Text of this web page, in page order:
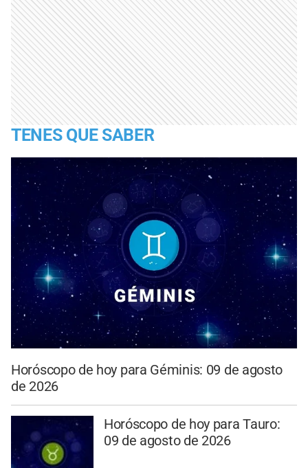
TENES QUE SABER
Horóscopo de hoy para Géminis: 09 de agosto
de 2026
Horóscopo de hoy para Tauro:
09 de agosto de 2026